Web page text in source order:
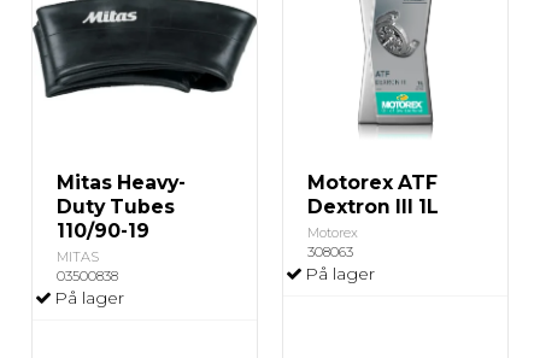
Mitas Heavy-
Duty Tubes
110/90-19
MITAS
03500838
På lager
Motorex ATF
Dextron III 1L
Motorex
308063
På lager